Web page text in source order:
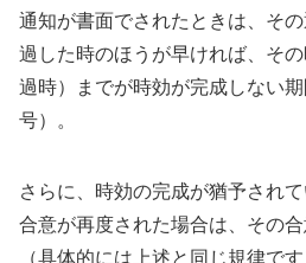
通知が書面でされたときは、そ
過した時のほうが早ければ、そ
過時）までが時効が完成しない
号）。
さらに、時効の完成が猶予され
合意が再度された場合は、その
（具体的には上述と同じ規律で